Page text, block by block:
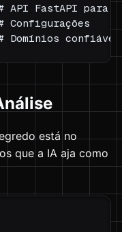
FastAPI para
está no
que a IA aja como